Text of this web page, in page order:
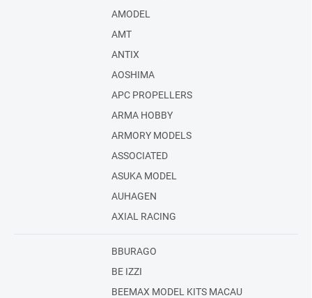
AMODEL
AMT
ANTIX
AOSHIMA
APC PROPELLERS
ARMA HOBBY
ARMORY MODELS
ASSOCIATED
ASUKA MODEL
AUHAGEN
AXIAL RACING
BBURAGO
BE IZZI
BEEMAX MODEL KITS MACAU